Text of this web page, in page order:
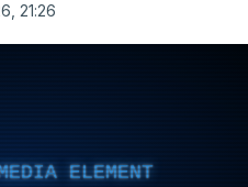
21:26
ELEMENT